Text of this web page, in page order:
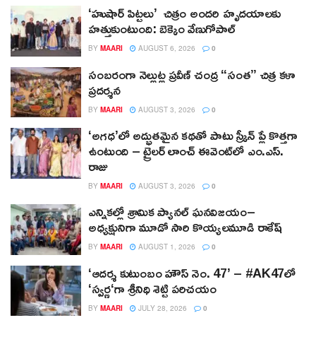
‘హుషార్‌ పిట్టలు’ చిత్రం అందరి హృదయాలకు
హత్తుకుంటుంది: బెక్కెం వేణుగోపాల్‌
BY MAARI AUGUST 6, 2026 0
సంబరంగా నెల్లుట్ల ప్రవీణ్ చంద్ర “సంత” చిత్ర కళా
ప్రదర్శన
BY MAARI AUGUST 3, 2026 0
‘అగధ’లో అద్భుతమైన కథతో పాటు స్క్రీన్ ప్లే కొత్తగా
ఉంటుంది – ట్రైలర్ లాంచ్ ఈవెంట్‌లో ఎం.ఎస్.
రాజు
BY MAARI AUGUST 3, 2026 0
ఎన్నికల్లో శ్రామిక ప్యానల్‌ ఘనవిజయం–
అధ్యక్షునిగా మూడో సారి కొయ్యలమూడి రాకేష్‌
BY MAARI AUGUST 1, 2026 0
‘ఆదర్శ కుటుంబం హౌస్ నెం. 47’ – #AK47లో
‘స్వర్ణ‘గా శ్రీనిధి శెట్టి పరిచయం
BY MAARI JULY 28, 2026 0